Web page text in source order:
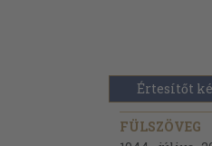
Értesítőt
FÜLSZÖVEG